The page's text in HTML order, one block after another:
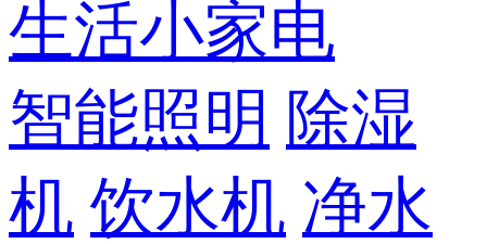
生活小家电
智能照明 除湿
机 饮水机 净水